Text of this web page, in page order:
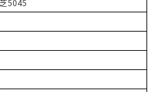
5045